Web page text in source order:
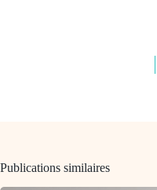
Publications similaires